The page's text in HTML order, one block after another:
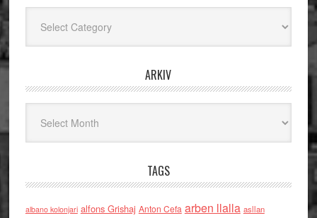
ARKIV
TAGS
albano kolonjari alfons Grishaj Anton Cefa arben llalla asllan